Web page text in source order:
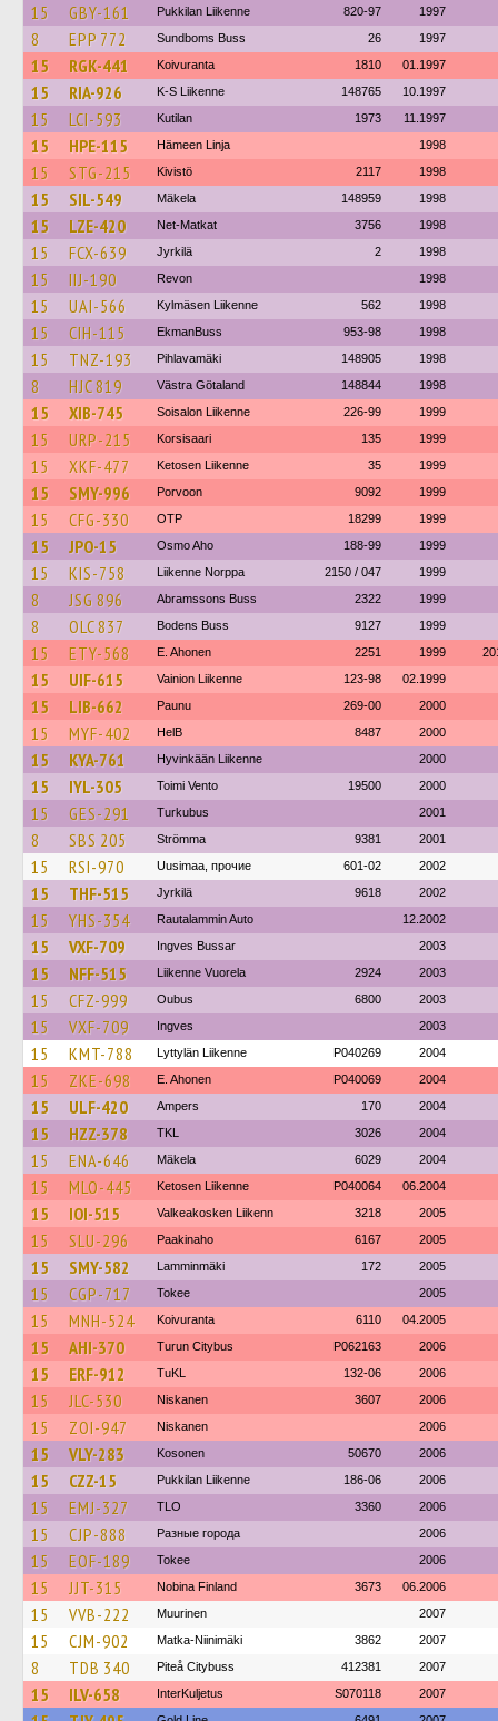
15 GBY-161 Pukkilan Liikenne 820-97 1997
8 EPP 772 Sundboms Buss 26 1997
15 RGK-441 Koivuranta 1810 01.1997
15 RIA-926 K-S Liikenne 148765 10.1997
15 LCI-593 Kutilan 1973 11.1997
15 HPE-115 Hämeen Linja 1998
15 STG-215 Kivistö 2117 1998
15 SIL-549 Mäkela 148959 1998
15 LZE-420 Net-Matkat 3756 1998
15 FCX-639 Jyrkilä 2 1998
15 IIJ-190 Revon 1998
15 UAI-566 Kylmäsen Liikenne 562 1998
15 CIH-115 EkmanBuss 953-98 1998
15 TNZ-193 Pihlavamäki 148905 1998
8 HJC 819 Västra Götaland 148844 1998
15 XIB-745 Soisalon Liikenne 226-99 1999
15 URP-215 Korsisaari 135 1999
15 XKF-477 Ketosen Liikenne 35 1999
15 SMY-996 Porvoon 9092 1999
15 CFG-330 OTP 18299 1999
15 JPO-15 Osmo Aho 188-99 1999
15 KIS-758 Liikenne Norppa 2150 / 047 1999
8 JSG 896 Abramssons Buss 2322 1999
8 OLC 837 Bodens Buss 9127 1999
15 ETY-568 E. Ahonen 2251 1999
15 UIF-615 Vainion Liikenne 123-98 02.1999
15 LIB-662 Paunu 269-00 2000
15 MYF-402 HelB 8487 2000
15 KYA-761 Hyvinkään Liikenne 2000
15 IYL-305 Toimi Vento 19500 2000
15 GES-291 Turkubus 2001
8 SBS 205 Strömma 9381 2001
15 RSI-970 Uusimaa, прочие 601-02 2002
15 THF-515 Jyrkilä 9618 2002
15 YHS-354 Rautalammin Auto 12.2002
15 VXF-709 Ingves Bussar 2003
15 NFF-515 Liikenne Vuorela 2924 2003
15 CFZ-999 Oubus 6800 2003
15 VXF-709 Ingves 2003
15 KMT-788 Lyttylän Liikenne P040269 2004
15 ZKE-698 E. Ahonen P040069 2004
15 ULF-420 Ampers 170 2004
15 HZZ-378 TKL 3026 2004
15 ENA-646 Mäkela 6029 2004
15 MLO-445 Ketosen Liikenne P040064 06.2004
15 IOI-515 Valkeakosken Liikenn 3218 2005
15 SLU-296 Paakinaho 6167 2005
15 SMY-582 Lamminmäki 172 2005
15 CGP-717 Tokee 2005
15 MNH-524 Koivuranta 6110 04.2005
15 AHI-370 Turun Citybus P062163 2006
15 ERF-912 TuKL 132-06 2006
15 JLC-530 Niskanen 3607 2006
15 ZOI-947 Niskanen 2006
15 VLY-283 Kosonen 50670 2006
15 CZZ-15 Pukkilan Liikenne 186-06 2006
15 EMJ-327 TLO 3360 2006
15 CJP-888 Разные города 2006
15 EOF-189 Tokee 2006
15 JJT-315 Nobina Finland 3673 06.2006
15 VVB-222 Muurinen 2007
15 CJM-902 Matka-Niinimäki 3862 2007
8 TDB 340 Piteå Citybuss 412381 2007
15 ILV-658 InterKuljetus S070118 2007